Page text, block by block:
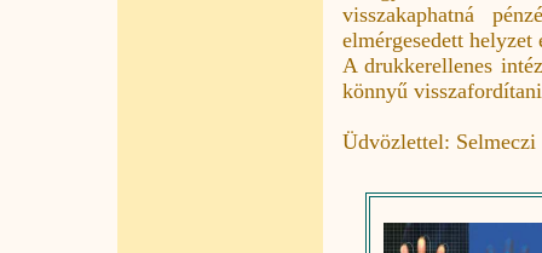
visszakaphatná
elmérgesedett
A drukkerellenes
könnyű
Üdvözlettel: